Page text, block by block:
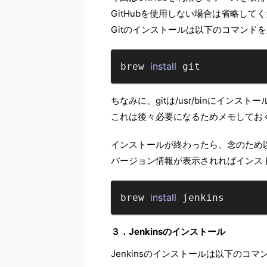
GitHubを使用しない場合は省略して
Gitのインストールは以下のコマンド
brew install
ちなみに、gitは/usr/binにインストー
これは後々必要になるためメモしてお
インストールが終わったら、念のた
バージョン情報が表示されればインス
brew install
３．Jenkinsのインストール
Jenkinsのインストールは以下のコマ